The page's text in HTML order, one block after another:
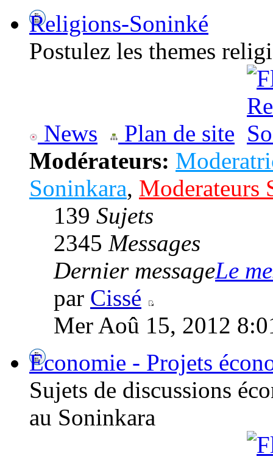
Religions-Soninké
Postulez les themes
News
Plan de site
Modérateurs:
Soninkara, Moderateurs
139 Sujets
2345 Messages
Dernier messageLe
par Cissé
Mer Aoû 15, 2012
Economie - Projets
Sujets de discussions
au Soninkara